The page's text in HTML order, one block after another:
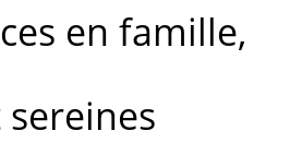
en famille,